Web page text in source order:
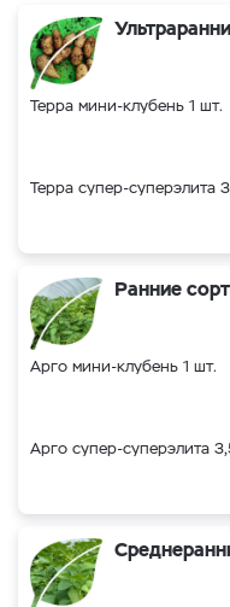
Терра мини-клубень 1 шт.
Терра супер-суперэлита
Ранние
Арго мини-клубень 1 шт.
Арго супер-суперэлита